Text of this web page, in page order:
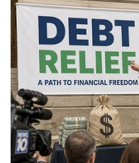
Pháp luật